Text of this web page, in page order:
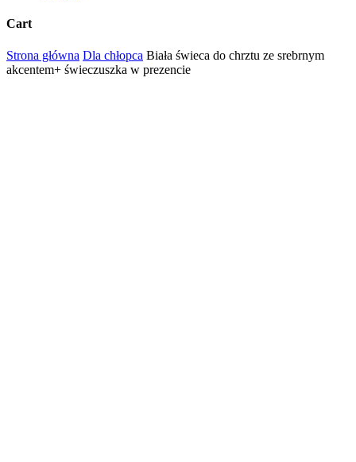
Cart
Close
Cart
Strona główna Dla chłopca Biała świeca do chrztu ze srebrnym
akcentem+ świeczuszka w prezencie